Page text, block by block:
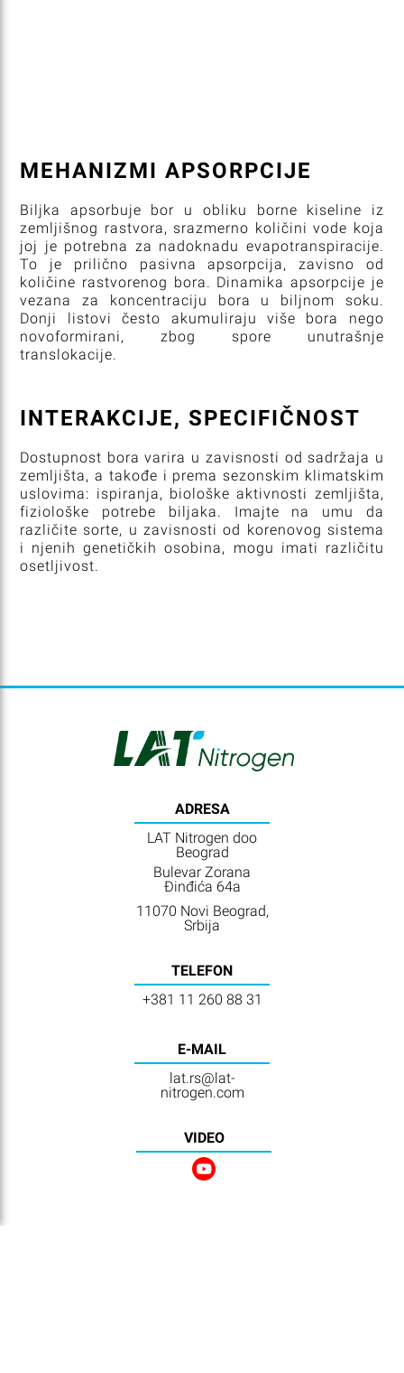
MEHANIZMI APSORPCIJE
Biljka apsorbuje bor u obliku borne kiseline iz
zemljišnog rastvora, srazmerno količini vode koja
joj je potrebna za nadoknadu evapotranspiracije.
To je prilično pasivna apsorpcija, zavisno od
količine rastvorenog bora. Dinamika apsorpcije je
vezana za koncentraciju bora u biljnom soku.
Donji listovi često akumuliraju više bora nego
novoformirani, zbog spore unutrašnje
translokacije.
INTERAKCIJE, SPECIFIČNOST
Dostupnost bora varira u zavisnosti od sadržaja u
zemljišta, a takođe i prema sezonskim klimatskim
uslovima: ispiranja, biološke aktivnosti zemljišta,
fiziološke potrebe biljaka. Imajte na umu da
različite sorte, u zavisnosti od korenovog sistema
i njenih genetičkih osobina, mogu imati različitu
osetljivost.
ADRESA
LAT Nitrogen doo
Beograd
Bulevar Zorana
Đinđića 64a
11070 Novi Beograd,
Srbija
TELEFON
+381 11 260 88 31
E-MAIL
lat.rs@lat-
nitrogen.com
VIDEO